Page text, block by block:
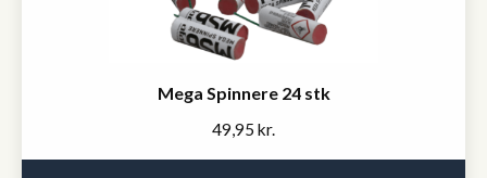
Mega Spinnere 24 stk
49,95 kr.